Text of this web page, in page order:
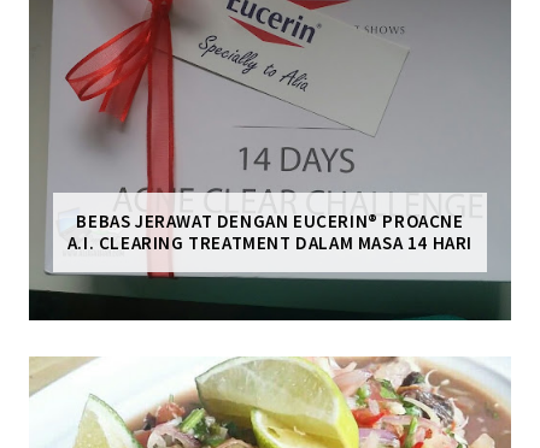
BEBAS JERAWAT DENGAN EUCERIN® PROACNE
A.I. CLEARING TREATMENT DALAM MASA 14 HARI